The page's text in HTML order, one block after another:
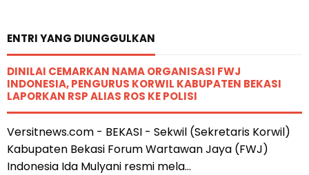
ENTRI YANG DIUNGGULKAN
DINILAI CEMARKAN NAMA ORGANISASI FWJ
INDONESIA, PENGURUS KORWIL KABUPATEN BEKASI
LAPORKAN RSP ALIAS ROS KE POLISI
Versitnews.com - BEKASI - Sekwil (Sekretaris Korwil)
Kabupaten Bekasi Forum Wartawan Jaya (FWJ)
Indonesia Ida Mulyani resmi mela...